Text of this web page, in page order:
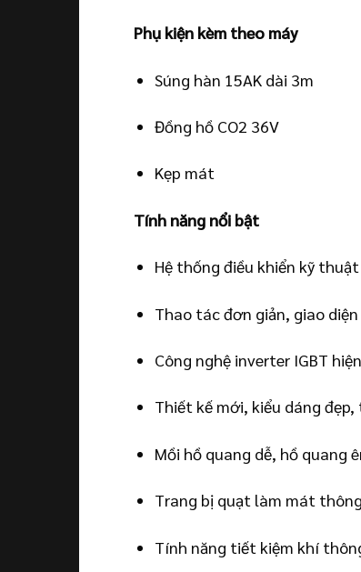
Phụ kiện kèm theo máy
Súng hàn 15AK dài 3m
Đồng hồ CO2 36V
Kẹp mát
Tính năng nổi bật
Hệ thống điều khiển kỹ
Thao tác đơn giản, giao
Công nghệ inverter IGBT
Thiết kế mới, kiểu dáng
Mồi hồ quang dễ, hồ quang
Trang bị quạt làm mát
Tính năng tiết kiệm khí